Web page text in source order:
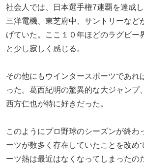
社会人では、日本選手権7連覇を達成
三洋電機、東芝府中、サントリーなど
げていた。ここ１０年ほどのラグビー
と少し寂しく感じる。
その他にもウインタースポーツであれ
った。葛西紀明の驚異的な大ジャンプ
西方仁也が特に好きだった。
このようにプロ野球のシーズンが終わ
ーツが数多く存在していたことを改め
ーツ熱は最近はなくなってしまったの